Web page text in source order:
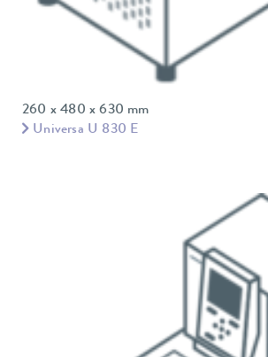
260 x 480 x 630 mm
Universa U 830 E